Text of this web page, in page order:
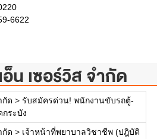
6622
อ็น เซอร์วิส จำกัด
กัด > รับสมัครด่วน! พนักงานขับรถตู้-
ระบัง
กัด > เจ้าหน้าที่พยาบาลวิชาชีพ (ปฎิบัติ